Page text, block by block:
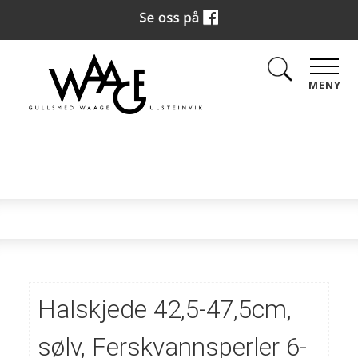
MENY
Halskjede 42,5-47,5cm,
sølv, Ferskvannsperler 6-